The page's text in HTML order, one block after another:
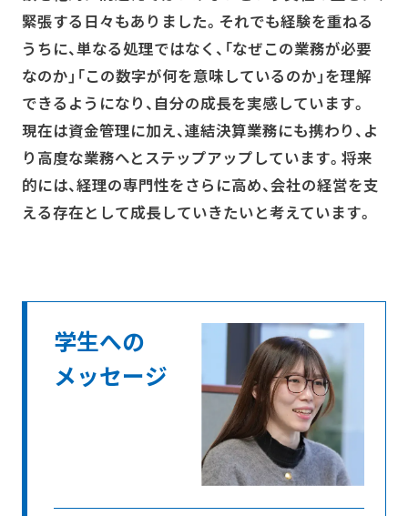
緊張する日々もありました。それでも経験を重ねる
うちに、単なる処理ではなく、「なぜこの業務が必要
なのか」「この数字が何を意味しているのか」を理解
できるようになり、自分の成長を実感しています。
現在は資金管理に加え、連結決算業務にも携わり、よ
り高度な業務へとステップアップしています。将来
的には、経理の専門性をさらに高め、会社の経営を支
える存在として成長していきたいと考えています。
学生への
メッセージ